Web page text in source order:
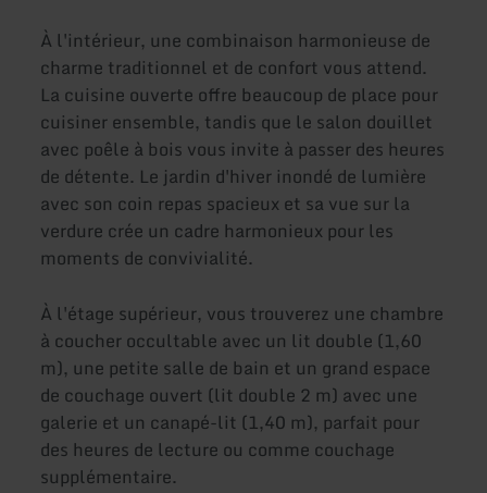
À l'intérieur, une combinaison harmonieuse de
charme traditionnel et de confort vous attend.
La cuisine ouverte offre beaucoup de place pour
cuisiner ensemble, tandis que le salon douillet
avec poêle à bois vous invite à passer des heures
de détente. Le jardin d'hiver inondé de lumière
avec son coin repas spacieux et sa vue sur la
verdure crée un cadre harmonieux pour les
moments de convivialité.
À l'étage supérieur, vous trouverez une chambre
à coucher occultable avec un lit double (1,60
m), une petite salle de bain et un grand espace
de couchage ouvert (lit double 2 m) avec une
galerie et un canapé-lit (1,40 m), parfait pour
des heures de lecture ou comme couchage
supplémentaire.